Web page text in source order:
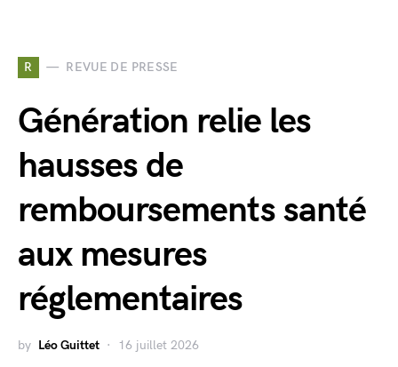
R REVUE DE PRESSE
Génération relie les
hausses de
remboursements santé
aux mesures
réglementaires
by Léo Guittet 16 juillet 2026